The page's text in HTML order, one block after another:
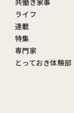
共働き家事
ライフ
連載
特集
専門家
とっておき体験部